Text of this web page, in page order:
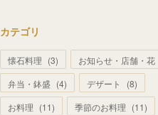
カテゴリ
懐石料理 (3) お知らせ・店舗・花
弁当・鉢盛 (4) デザート (8)
お料理 (11) 季節のお料理 (11)